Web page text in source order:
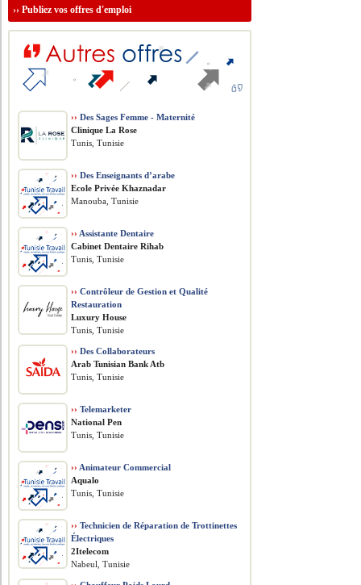
››Publiez vos offres d'emploi
›› Des Sages Femme - Maternité
Clinique La Rose
Tunis, Tunisie
›› Des Enseignants d’arabe
Ecole Privée Khaznadar
Manouba, Tunisie
›› Assistante Dentaire
Cabinet Dentaire Rihab
Tunis, Tunisie
›› Contrôleur de Gestion et Qualité
Restauration
Luxury House
Tunis, Tunisie
›› Des Collaborateurs
Arab Tunisian Bank Atb
Tunis, Tunisie
›› Telemarketer
National Pen
Tunis, Tunisie
›› Animateur Commercial
Aqualo
Tunis, Tunisie
›› Technicien de Réparation de Trottinettes
Électriques
2Itelecom
Nabeul, Tunisie